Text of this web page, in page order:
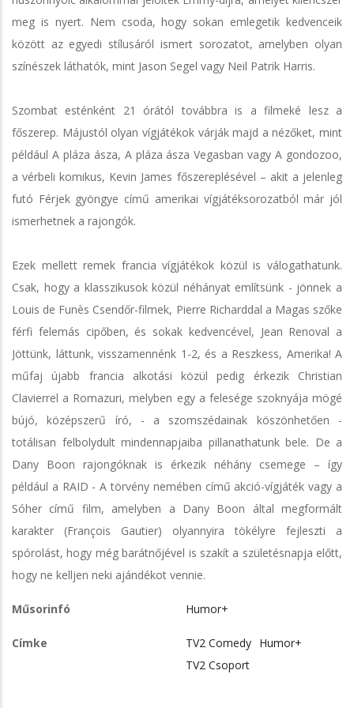
meg is nyert. Nem csoda, hogy sokan emlegetik kedvenceik
között az egyedi stílusáról ismert sorozatot, amelyben olyan
színészek láthatók, mint Jason Segel vagy Neil Patrik Harris.
Szombat esténként 21 órától továbbra is a filmeké lesz a
főszerep. Májustól olyan vígjátékok várják majd a nézőket, mint
például A pláza ásza, A pláza ásza Vegasban vagy A gondozoo,
a vérbeli komikus, Kevin James főszereplésével – akit a jelenleg
futó Férjek gyöngye című amerikai vígjátéksorozatból már jól
ismerhetnek a rajongók.
Ezek mellett remek francia vígjátékok közül is válogathatunk.
Csak, hogy a klasszikusok közül néhányat említsünk - jönnek a
Louis de Funès Csendőr-filmek, Pierre Richarddal a Magas szőke
férfi felemás cipőben, és sokak kedvencével, Jean Renoval a
Jöttünk, láttunk, visszamennénk 1-2, és a Reszkess, Amerika! A
műfaj újabb francia alkotási közül pedig érkezik Christian
Clavierrel a Romazuri, melyben egy a felesége szoknyája mögé
bújó, középszerű író, - a szomszédainak köszönhetően -
totálisan felbolydult mindennapjaiba pillanathatunk bele. De a
Dany Boon rajongóknak is érkezik néhány csemege – így
például a RAID - A törvény nemében című akció-vígjáték vagy a
Sóher című film, amelyben a Dany Boon által megformált
karakter (François Gautier) olyannyira tökélyre fejleszti a
spórolást, hogy még barátnőjével is szakít a születésnapja előtt,
hogy ne kelljen neki ajándékot vennie.
Műsorinfó Humor+
Címke TV2 Comedy Humor+
TV2 Csoport